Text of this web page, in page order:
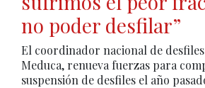
no poder desfilar”
El coordinador nacional de
Meduca, renueva fuerzas para
suspensión de desfiles el año